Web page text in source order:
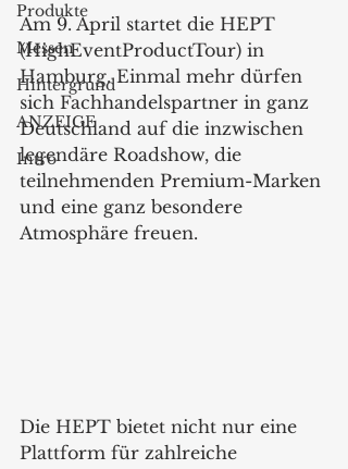
Produkte
Messen
Hintergrund
ANZEIGE
Intro
Am 9. April startet die HEPT
(HighEventProductTour) in
Hamburg. Einmal mehr dürfen
sich Fachhandelspartner in ganz
Deutschland auf die inzwischen
legendäre Roadshow, die
teilnehmenden Premium-Marken
und eine ganz besondere
Atmosphäre freuen.
Die HEPT bietet nicht nur eine
Plattform für zahlreiche